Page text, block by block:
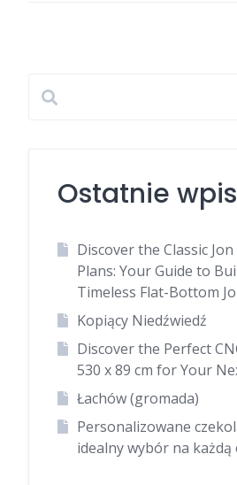
Ostatnie
Discover the Classic
Plans: Your Guide to
Timeless Flat-Bottom
Kopiący Niedźwiedź
Discover the Perfect
530 x 89 cm for Your
Łachów (gromada)
Personalizowane
idealny wybór na każdą